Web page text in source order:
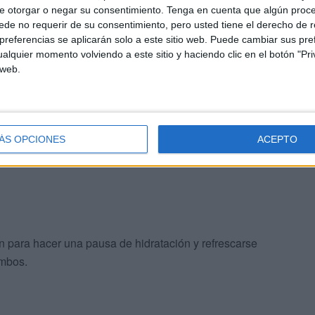
otorgar o negar su consentimiento. Tenga en cuenta que algún
no requerir de su consentimiento, pero usted tiene el derecho de
se aplicarán solo a este sitio web. Puede cambiar sus
momento volviendo a este sitio y haciendo clic en el botón
OPCIONES ACEPTO
cien nueva,comenzó el partido amistoso siendo
sobre el área del Ceuta B. Desde la banda, Yassin
que mover el balón para hacer daño a la defensa del
con sus futbolistas. Era un partido muy intenso y
aumentar el ritmo en sus piernas de cara al
hacer una pausa de hidratación y refrescarse